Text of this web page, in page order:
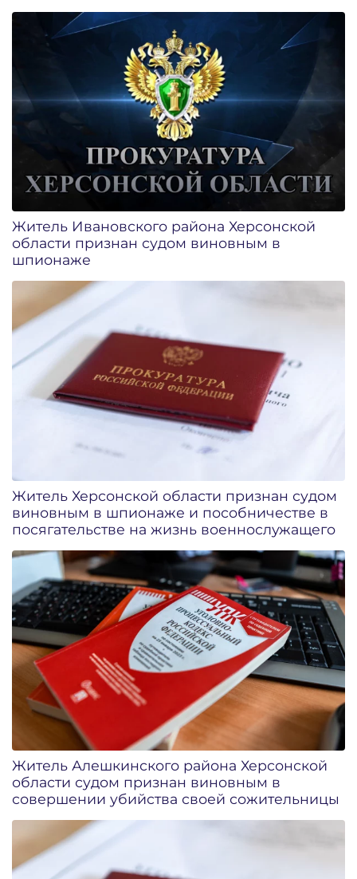
Житель Ивановского района Херсонской
области признан судом виновным в
шпионаже
Житель Херсонской области признан судом
виновным в шпионаже и пособничестве в
посягательстве на жизнь военнослужащего
Житель Алешкинского района Херсонской
области судом признан виновным в
совершении убийства своей сожительницы